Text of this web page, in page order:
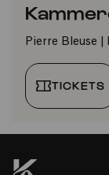
Pierre Bleuse |
TICKETS